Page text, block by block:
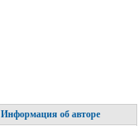
Информация об авторе